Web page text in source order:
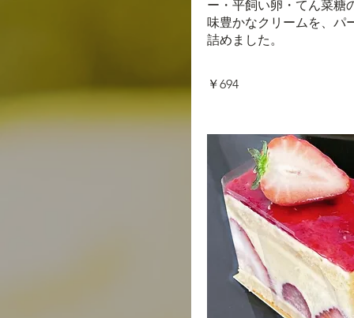
ー・平飼い卵・てん菜糖
味豊かなクリームを、パ
詰めました。
￥694